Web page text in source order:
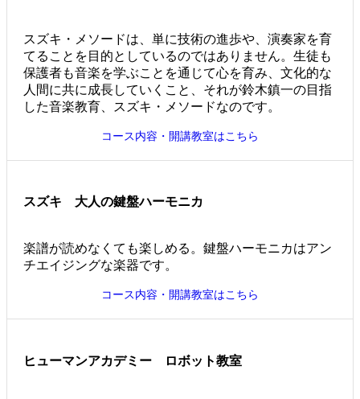
スズキ・メソードは、単に技術の進歩や、演奏家を育
てることを目的としているのではありません。生徒も
保護者も音楽を学ぶことを通じて心を育み、文化的な
人間に共に成長していくこと、それが鈴木鎮一の目指
した音楽教育、スズキ・メソードなのです。
コース内容・開講教室はこちら
スズキ 大人の鍵盤ハーモニカ
楽譜が読めなくても楽しめる。鍵盤ハーモニカはアン
チエイジングな楽器です。
コース内容・開講教室はこちら
ヒューマンアカデミー ロボット教室